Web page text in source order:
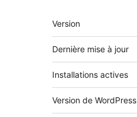
Méta
Version
Dernière mise à jour
Installations actives
Version de WordPress